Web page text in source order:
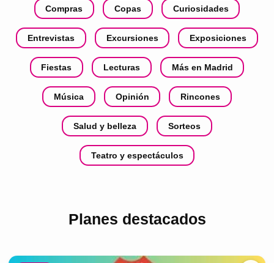
Compras Copas Curiosidades
Entrevistas Excursiones Exposiciones
Fiestas Lecturas Más en Madrid
Música Opinión Rincones
Salud y belleza Sorteos
Teatro y espectáculos
Planes destacados